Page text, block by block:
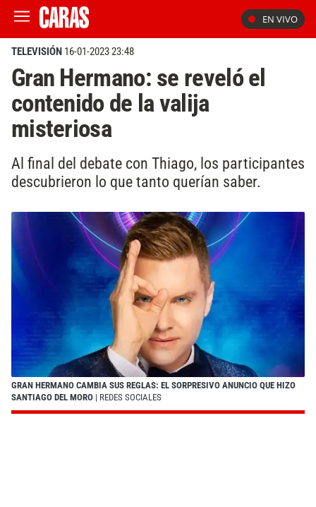
EN VIVO
TELEVISIÓN 16-01-2023 23:48
Gran Hermano: se reveló el
contenido de la valija
misteriosa
Al final del debate con Thiago, los participantes
descubrieron lo que tanto querían saber.
GRAN HERMANO CAMBIA SUS REGLAS: EL SORPRESIVO ANUNCIO QUE HIZO
SANTIAGO DEL MORO | REDES SOCIALES